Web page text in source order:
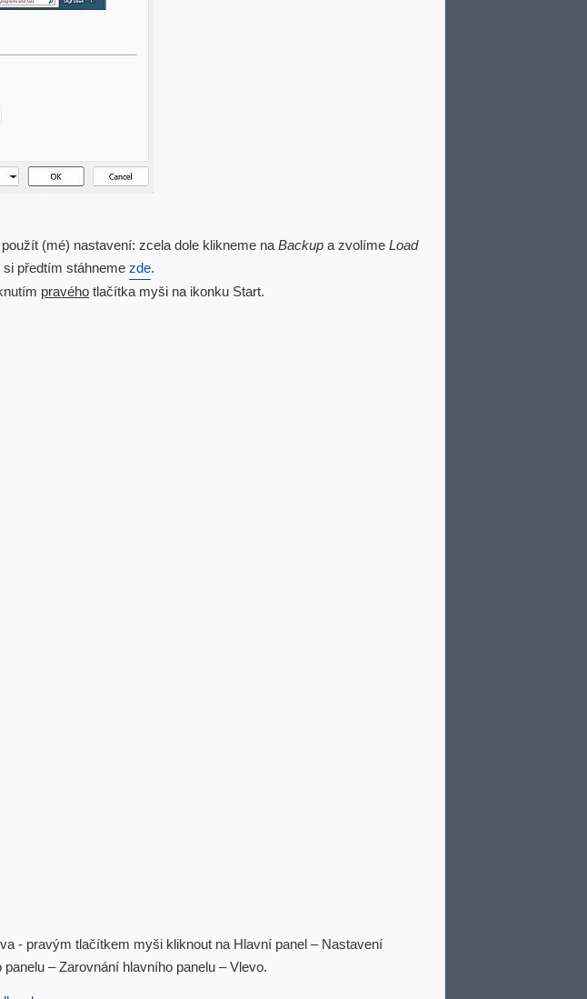
(mé) nastavení: zcela dole klikneme na Backup a zvolíme Load
předtím stáhneme zde.
pravého tlačítka myši na ikonku Start.
- pravým tlačítkem myši kliknout na Hlavní panel – Nastavení
– Zarovnání hlavního panelu – Vlevo.